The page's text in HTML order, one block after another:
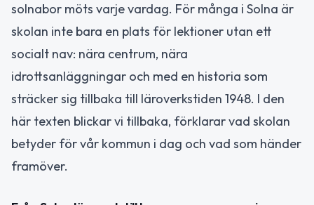
solnabor möts varje vardag. För många i Solna är
skolan inte bara en plats för lektioner utan ett
socialt nav: nära centrum, nära
idrottsanläggningar och med en historia som
sträcker sig tillbaka till läroverkstiden 1948. I den
här texten blickar vi tillbaka, förklarar vad skolan
betyder för vår kommun i dag och vad som händer
framöver.